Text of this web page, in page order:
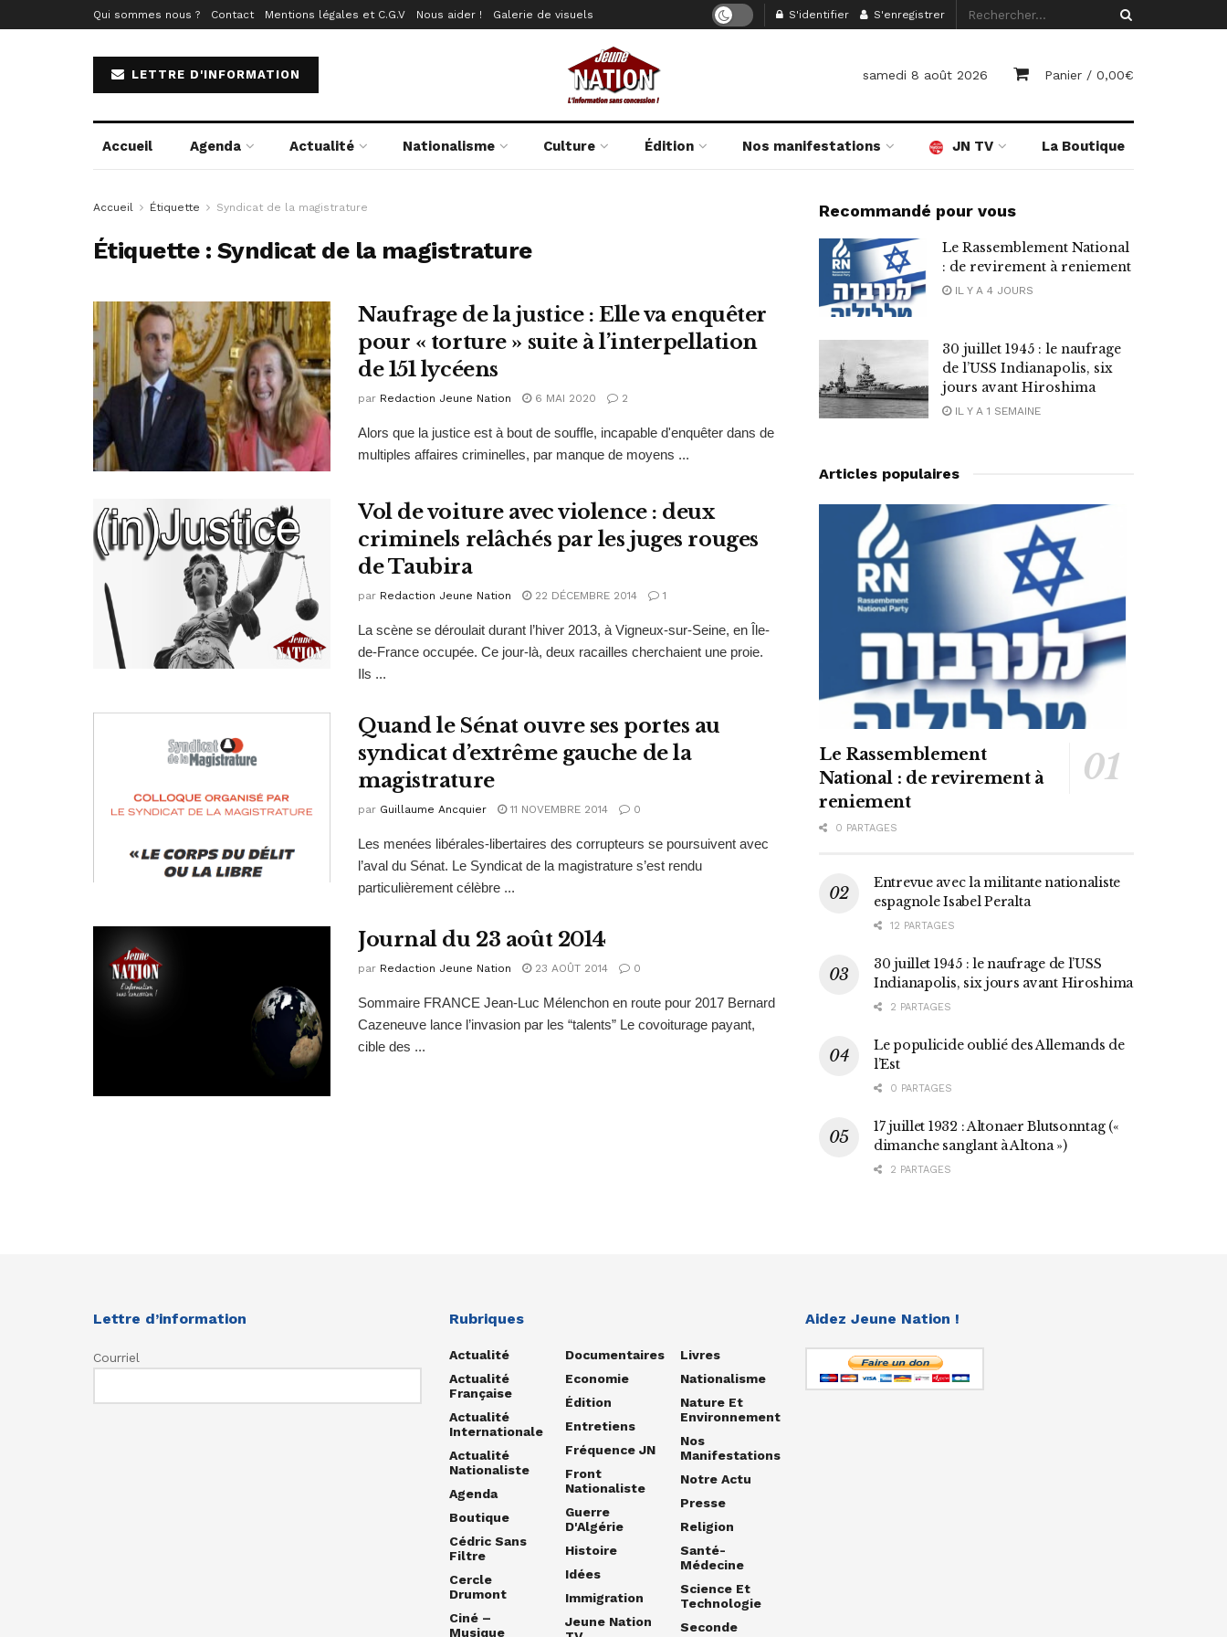
Qui sommes nous ? Contact Mentions légales et C.G.V Nous aider ! Galerie de visuels S'identifier S'enregistrer
LETTRE D'INFORMATION samedi 8 août 2026 Panier / 0,00€
Accueil Agenda Actualité Nationalisme Culture Édition Nos manifestations JN TV La Boutique
Accueil Étiquette Syndicat de la magistrature
Étiquette : Syndicat de la magistrature
Naufrage de la justice : Elle va enquêter
pour « torture » suite à l’interpellation
de 151 lycéens
par Redaction Jeune Nation 6 MAI 2020 2
Alors que la justice est à bout de souffle, incapable d'enquêter dans de
multiples affaires criminelles, par manque de moyens ...
Vol de voiture avec violence : deux
criminels relâchés par les juges rouges
de Taubira
par Redaction Jeune Nation 22 DÉCEMBRE 2014 1
La scène se déroulait durant l’hiver 2013, à Vigneux-sur-Seine, en Île-
de-France occupée. Ce jour-là, deux racailles cherchaient une proie.
Ils ...
Quand le Sénat ouvre ses portes au
syndicat d’extrême gauche de la
magistrature
par Guillaume Ancquier 11 NOVEMBRE 2014 0
Les menées libérales-libertaires des corrupteurs se poursuivent avec
l’aval du Sénat. Le Syndicat de la magistrature s’est rendu
particulièrement célèbre ...
Journal du 23 août 2014
par Redaction Jeune Nation 23 AOÛT 2014 0
Sommaire FRANCE Jean-Luc Mélenchon en route pour 2017 Bernard
Cazeneuve lance l’invasion par les “talents” Le covoiturage payant,
cible des ...
Recommandé pour vous
Le Rassemblement National
: de revirement à reniement
IL Y A 4 JOURS
30 juillet 1945 : le naufrage
de l’USS Indianapolis, six
jours avant Hiroshima
IL Y A 1 SEMAINE
Articles populaires
Le Rassemblement
National : de revirement à
reniement
0 PARTAGES
Entrevue avec la militante nationaliste
espagnole Isabel Peralta
12 PARTAGES
30 juillet 1945 : le naufrage de l’USS
Indianapolis, six jours avant Hiroshima
2 PARTAGES
Le populicide oublié des Allemands de
l’Est
0 PARTAGES
17 juillet 1932 : Altonaer Blutsonntag («
dimanche sanglant à Altona »)
2 PARTAGES
Lettre d’information
Courriel
Rubriques
Actualité
Actualité
Française
Actualité
Internationale
Actualité
Nationaliste
Agenda
Boutique
Cédric Sans
Filtre
Cercle
Drumont
Ciné –
Musique
Documentaires
Economie
Édition
Entretiens
Fréquence JN
Front
Nationaliste
Guerre
D'Algérie
Histoire
Idées
Immigration
Jeune Nation
Livres
Nationalisme
Nature Et
Environnement
Nos
Manifestations
Notre Actu
Presse
Religion
Santé-
Médecine
Science Et
Technologie
Seconde
Aidez Jeune Nation !